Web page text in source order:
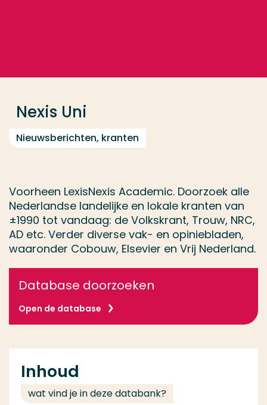
Nexis Uni
Nieuwsberichten, kranten
Voorheen LexisNexis Academic. Doorzoek alle
Nederlandse landelijke en lokale kranten van
±1990 tot vandaag: de Volkskrant, Trouw, NRC,
AD etc. Verder diverse vak- en opiniebladen,
waaronder Cobouw, Elsevier en Vrij Nederland.
Database doorzoeken
Open de database
Inhoud
wat vind je in deze databank?
Opleiding
Contact